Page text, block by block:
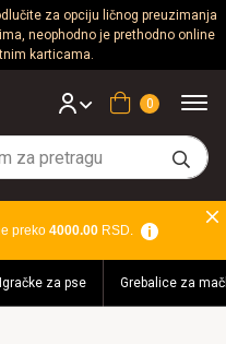
za opciju ličnog preuzimanja
neophodno je prethodno online
karticama.
Korpa
preko 4000.00RSD.
Igračke za pse Grebalice za